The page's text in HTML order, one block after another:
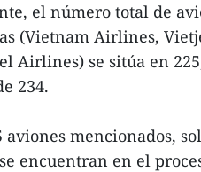
el número total de
(Vietnam Airlines,
Airlines) se sitúa en
234.
aviones mencionados,
encuentran en el